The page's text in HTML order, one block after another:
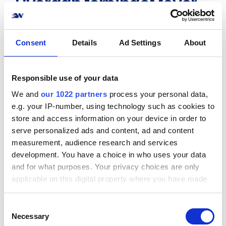
Consent Details Ad Settings About
Responsible use of your data
We and our 1022 partners process your personal data,
e.g. your IP-number, using technology such as cookies to
store and access information on your device in order to
serve personalized ads and content, ad and content
measurement, audience research and services
development. You have a choice in who uses your data
and for what purposes. Your privacy choices are only
applicable on this digital property where you have made
your choices. You can change or withdraw your consent
the Privacy trigger icon.
Necessary
til nettbutikken din? Ikke
noe problem!
systemet ditt med Mover på kort tid. Vi støtter
markedsplassene og ERP-løsningene.
Se alle integrasjonene